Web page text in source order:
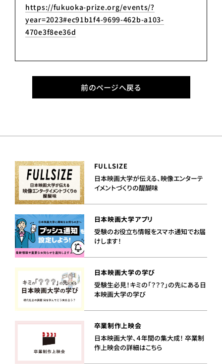
https://fukuoka-prize.org/events/?
year=2023#ec91b1f4-9699-462b-a103-
470e3f8ee36d
前のページへ戻る
FULLSIZE
日本映画大学が伝える、映像エンターテ
イメントづくりの醍醐味
日本映画大学アプリ
受験のお役立ち情報をスマホ通知でお届
けします！
日本映画大学の学び
受験生必見！キミの「？？？」の先にある日
本映画大学の学び
卒業制作上映会
日本映画大学、４年間の集大成！ 卒業制
作上映会の詳細はこちら